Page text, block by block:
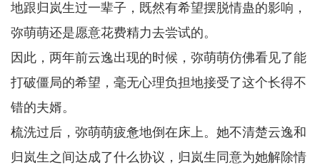
地跟归岚生过一辈子，既然有希望摆脱情蛊的影响，
弥萌萌还是愿意花费精力去尝试的。
因此，两年前云逸出现的时候，弥萌萌仿佛看见了能
打破僵局的希望，毫无心理负担地接受了这个长得不
错的夫婿。
梳洗过后，弥萌萌疲惫地倒在床上。她不清楚云逸和
归岚生之间达成了什么协议，归岚生同意为她解除情